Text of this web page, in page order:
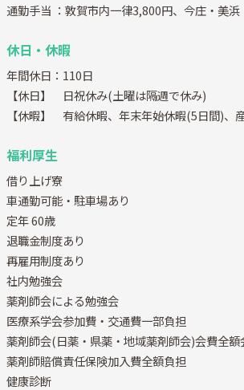
通勤手当 ：敦賀市内一律3,800円、今庄・美
休日・休暇
年間休日：110日
【休日】 日祝休み(土曜は隔週で休み)
【休暇】 有給休暇、年末年始休暇(5日間)、
福利厚生
借り上げ寮
車通勤可能・駐車場あり
定年 60歳
退職金制度あり
再雇用制度あり
社内勉強会
薬剤師会による勉強会
医療系学会参加費・交通費一部負担
薬剤師会(日薬・県薬・地域薬剤師会)会費全額
薬剤師賠償責任保険加入費全額負担
健康診断